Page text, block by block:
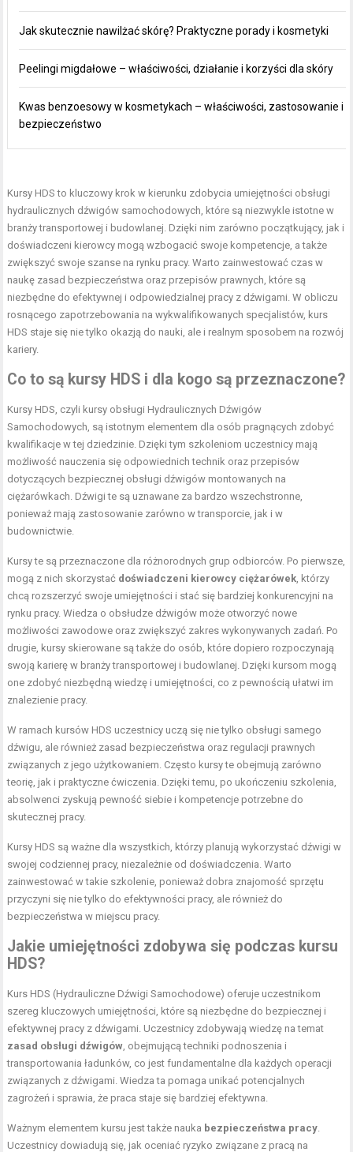
Jak skutecznie nawilżać skórę? Praktyczne porady i kosmetyki
Peelingi migdałowe – właściwości, działanie i korzyści dla skóry
Kwas benzoesowy w kosmetykach – właściwości, zastosowanie i
bezpieczeństwo
Kursy HDS to kluczowy krok w kierunku zdobycia umiejętności obsługi
hydraulicznych dźwigów samochodowych, które są niezwykle istotne w
branży transportowej i budowlanej. Dzięki nim zarówno początkujący, jak i
doświadczeni kierowcy mogą wzbogacić swoje kompetencje, a także
zwiększyć swoje szanse na rynku pracy. Warto zainwestować czas w
naukę zasad bezpieczeństwa oraz przepisów prawnych, które są
niezbędne do efektywnej i odpowiedzialnej pracy z dźwigami. W obliczu
rosnącego zapotrzebowania na wykwalifikowanych specjalistów, kurs
HDS staje się nie tylko okazją do nauki, ale i realnym sposobem na rozwój
kariery.
Co to są kursy HDS i dla kogo są przeznaczone?
Kursy HDS, czyli kursy obsługi Hydraulicznych Dźwigów
Samochodowych, są istotnym elementem dla osób pragnących zdobyć
kwalifikacje w tej dziedzinie. Dzięki tym szkoleniom uczestnicy mają
możliwość nauczenia się odpowiednich technik oraz przepisów
dotyczących bezpiecznej obsługi dźwigów montowanych na
ciężarówkach. Dźwigi te są uznawane za bardzo wszechstronne,
ponieważ mają zastosowanie zarówno w transporcie, jak i w
budownictwie.
Kursy te są przeznaczone dla różnorodnych grup odbiorców. Po pierwsze,
mogą z nich skorzystać doświadczeni kierowcy ciężarówek , którzy
chcą rozszerzyć swoje umiejętności i stać się bardziej konkurencyjni na
rynku pracy. Wiedza o obsłudze dźwigów może otworzyć nowe
możliwości zawodowe oraz zwiększyć zakres wykonywanych zadań. Po
drugie, kursy skierowane są także do osób, które dopiero rozpoczynają
swoją karierę w branży transportowej i budowlanej. Dzięki kursom mogą
one zdobyć niezbędną wiedzę i umiejętności, co z pewnością ułatwi im
znalezienie pracy.
W ramach kursów HDS uczestnicy uczą się nie tylko obsługi samego
dźwigu, ale również zasad bezpieczeństwa oraz regulacji prawnych
związanych z jego użytkowaniem. Często kursy te obejmują zarówno
teorię, jak i praktyczne ćwiczenia. Dzięki temu, po ukończeniu szkolenia,
absolwenci zyskują pewność siebie i kompetencje potrzebne do
skutecznej pracy.
Kursy HDS są ważne dla wszystkich, którzy planują wykorzystać dźwigi w
swojej codziennej pracy, niezależnie od doświadczenia. Warto
zainwestować w takie szkolenie, ponieważ dobra znajomość sprzętu
przyczyni się nie tylko do efektywności pracy, ale również do
bezpieczeństwa w miejscu pracy.
Jakie umiejętności zdobywa się podczas kursu
HDS?
Kurs HDS (Hydrauliczne Dźwigi Samochodowe) oferuje uczestnikom
szereg kluczowych umiejętności, które są niezbędne do bezpiecznej i
efektywnej pracy z dźwigami. Uczestnicy zdobywają wiedzę na temat
zasad obsługi dźwigów , obejmującą techniki podnoszenia i
transportowania ładunków, co jest fundamentalne dla każdych operacji
związanych z dźwigami. Wiedza ta pomaga unikać potencjalnych
zagrożeń i sprawia, że praca staje się bardziej efektywna.
Ważnym elementem kursu jest także nauka bezpieczeństwa pracy
Uczestnicy dowiadują się, jak oceniać ryzyko związane z pracą na